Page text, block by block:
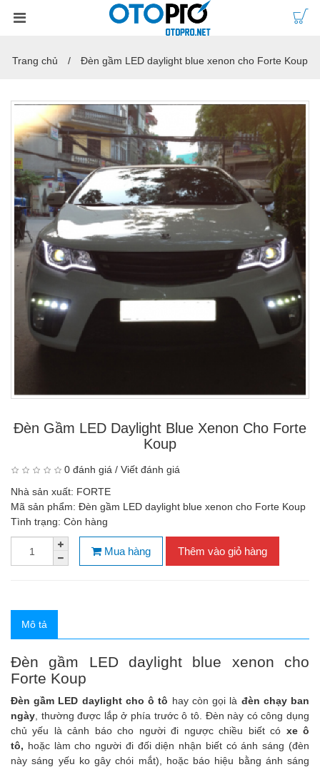
Trang chủ Đèn gầm LED daylight blue xenon cho Forte Koup
Đèn Gầm LED Daylight Blue Xenon Cho Forte
Koup
0 đánh giá / Viết đánh giá
Nhà sản xuất: FORTE
Mã sản phẩm: Đèn gầm LED daylight blue xenon cho Forte Koup
Tình trạng: Còn hàng
Mua hàng Thêm vào giỏ hàng
Mô tả
Đèn gầm LED daylight blue xenon cho
Forte Koup
Đèn gầm LED daylight cho ô tô hay còn gọi là đèn chạy ban
ngày , thường được lắp ở phía trước ô tô. Đèn này có công dụng
chủ yếu là cảnh báo cho người đi ngược chiều biết có xe ô
tô, hoặc làm cho người đi đối diện nhận biết có ánh sáng (đèn
này sáng yếu ko gây chói mắt), hoặc báo hiệu bằng ánh sáng